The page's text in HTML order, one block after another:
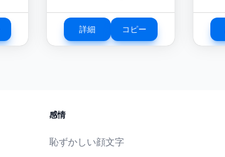
詳細 コピー
感情
恥ずかしい顔文字